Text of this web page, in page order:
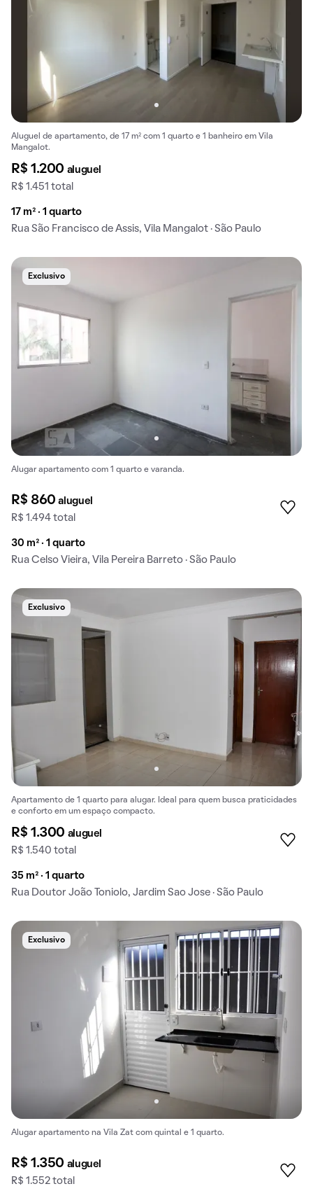
Aluguel de apartamento, de 17 m² com 1 quarto e 1 banheiro em Vila
Mangalot.
R$ 1.200 aluguel
R$ 1.451 total
17 m² · 1 quarto
Rua São Francisco de Assis, Vila Mangalot · São Paulo
Exclusivo
Alugar apartamento com 1 quarto e varanda.
R$ 860aluguel
R$ 1.494 total
30 m² · 1 quarto
Rua Celso Vieira, Vila Pereira Barreto · São Paulo
Exclusivo
Apartamento de 1 quarto para alugar. Ideal para quem busca praticidades
e conforto em um espaço compacto.
R$ 1.300 aluguel
R$ 1.540 total
35 m² · 1 quarto
Rua Doutor João Toniolo, Jardim Sao Jose · São Paulo
Exclusivo
Alugar apartamento na Vila Zat com quintal e 1 quarto.
R$ 1.350 aluguel
R$ 1.552 total